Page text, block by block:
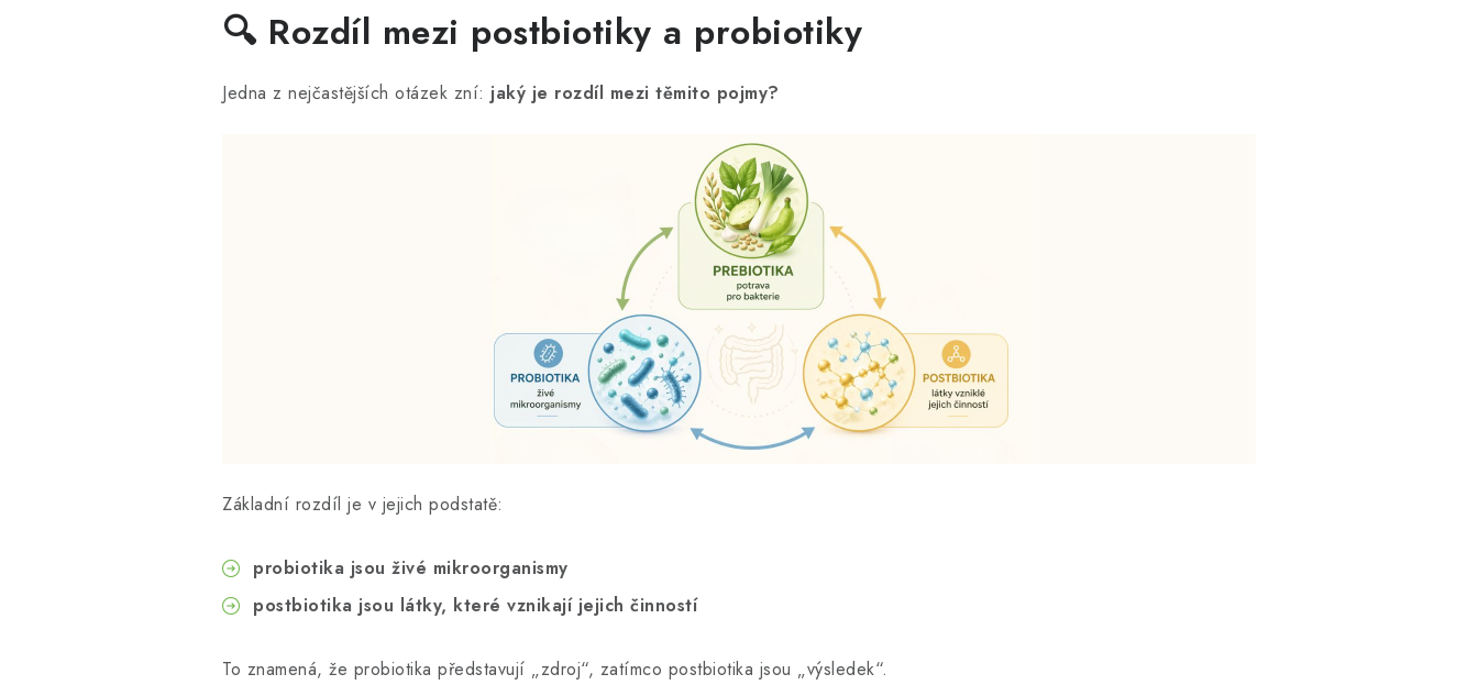
🔍 Rozdíl mezi postbiotiky a probiotiky
Jedna z nejčastějších otázek zní: jaký je rozdíl mezi těmito pojmy?
Základní rozdíl je v jejich podstatě:
probiotika jsou živé mikroorganismy
postbiotika jsou látky, které vznikají jejich činností
To znamená, že probiotika představují „zdroj“, zatímco postbiotika jsou „výsledek“.